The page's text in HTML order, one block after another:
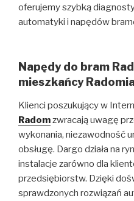
oferujemy szybką
automatyki i napędów
Napędy do bram
mieszkańcy
Klienci poszukujący w
Radomzwracają uwagę
wykonania, niezawodność
obsługę. Dargo działa na
instalacje zarówno dla
przedsiębiorstw. Dzięki
sprawdzonych rozwiązań